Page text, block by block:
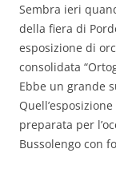
Sembra ieri
della fiera di
esposizione di
consolidata
Ebbe un grande
preparata per
Bussolengo con